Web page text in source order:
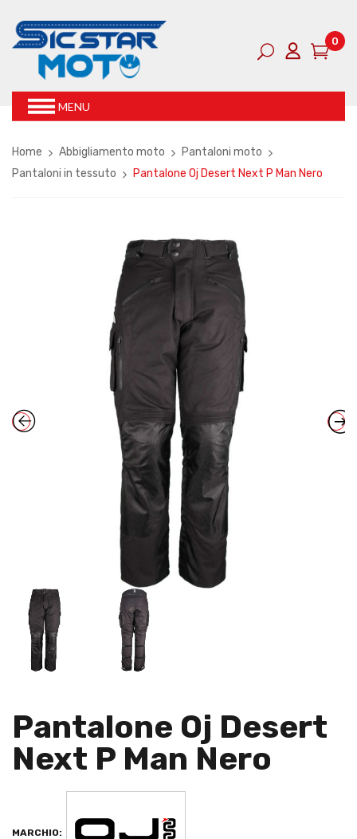
0
MENU
Home Abbigliamento moto
Pantaloni moto
Pantaloni in tessuto
Pantalone Oj Desert Next P Man Nero
Pantalone Oj Desert
Next P Man Nero
MARCHIO: